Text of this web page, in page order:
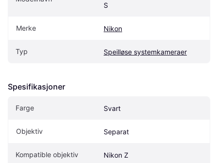
S
Merke Nikon
Typ Speilløse systemkameraer
Spesifikasjoner
Farge Svart
Objektiv Separat
Kompatible objektiv Nikon Z